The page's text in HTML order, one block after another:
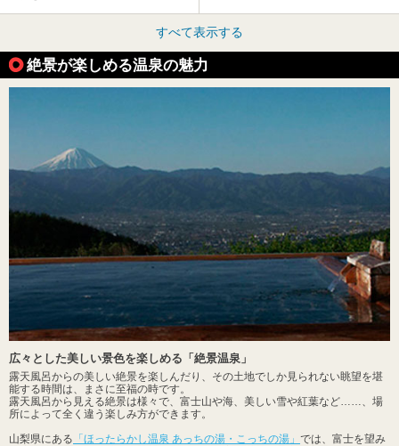
すべて表示する
絶景が楽しめる温泉の魅力
広々とした美しい景色を楽しめる「絶景温泉」
露天風呂からの美しい絶景を楽しんだり、その土地でしか見られない眺望を堪
能する時間は、まさに至福の時です。
露天風呂から見える絶景は様々で、富士山や海、美しい雪や紅葉など……、場
所によって全く違う楽しみ方ができます。
山梨県にある 「ほったらかし温泉 あっちの湯・こっちの湯」 では、富士を望み